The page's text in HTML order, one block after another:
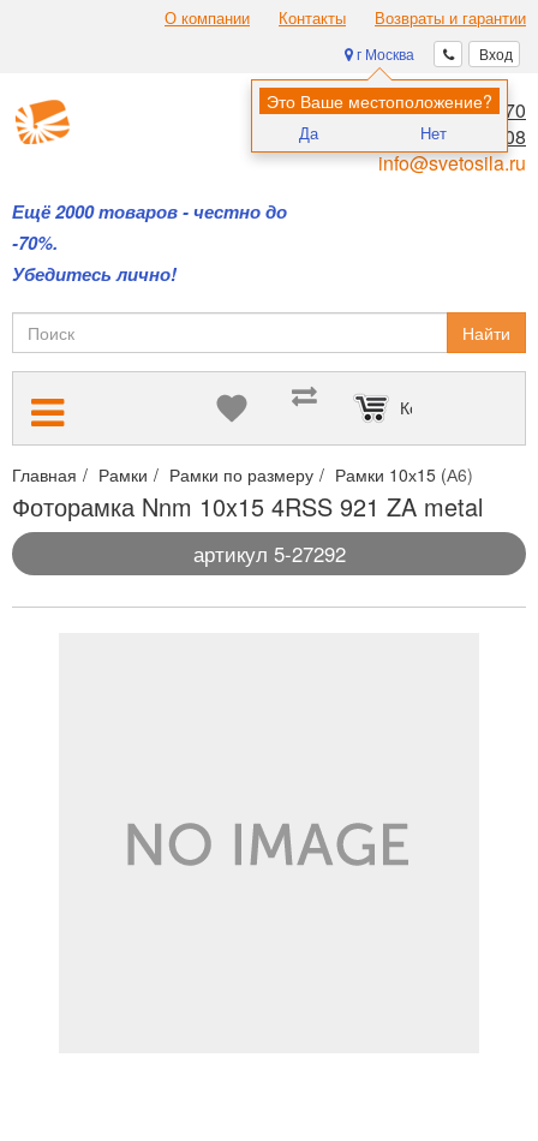
О компании Контакты Возвраты и гарантии
Вход
г Москва
Это Ваше местоположение?
Да Нет
Ещё 2000 товаров - честно до
-70%.
Убедитесь лично!
8 (495) 970-00-70
8 (800) 700-11-08
info@svetosila.ru
Найти
Корзина пуста
Главная Рамки Рамки по размеру Рамки 10х15 (А6)
Фоторамка Nnm 10x15 4RSS 921 ZA metal
артикул 5-27292